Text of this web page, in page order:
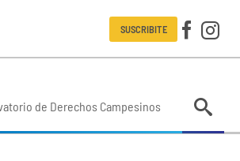
SUSCRIBITE
de Derechos Campesinos